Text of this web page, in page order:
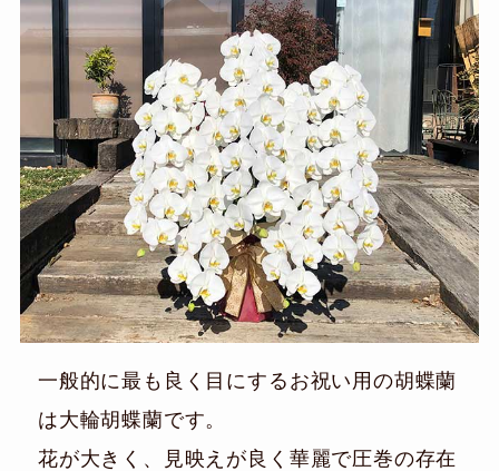
一般的に最も良く目にするお祝い用の胡蝶蘭
は大輪胡蝶蘭です。
花が大きく、見映えが良く華麗で圧巻の存在